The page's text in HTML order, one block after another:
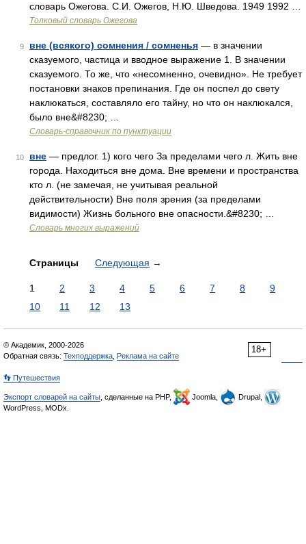
словарь Ожегова. С.И. Ожегов, Н.Ю. Шведова. 1949 1992 …
Толковый словарь Ожегова
9 вне (всякого) сомнения / сомненья — в значении
сказуемого, частица и вводное выражение 1. В значении
сказуемого. То же, что «несомненно, очевидно». Не требует
постановки знаков препинания. Где он поспел до свету
наклюкаться, составляло его тайну, но что он наклюкался,
было вне&#8230; …
Словарь-справочник по пунктуации
10 вне — предлог. 1) кого чего За пределами чего л. Жить вне
города. Находиться вне дома. Вне времени и пространства
кто л. (не замечая, не учитывая реальной
действительности) Вне поля зрения (за пределами
видимости) Жизнь больного вне опасности.&#8230; …
Словарь многих выражений
Страницы Следующая →
1 2 3 4 5 6 7 8
9
10
11 12 13
18+
© Академик, 2000-2026
Обратная связь: Техподдержка Реклама на сайте
👣 Путешествия
Экспорт словарей на сайты , сделанные на PHP, Joomla,
Drupal,
WordPress, MODx.